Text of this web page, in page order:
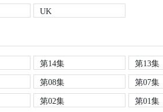
UK
第14集
第13集
第08集
第07集
第02集 第01集